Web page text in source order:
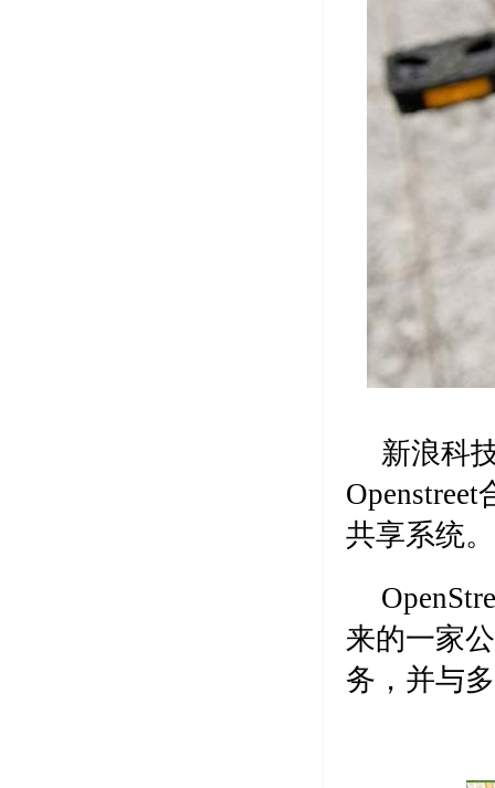
新浪科
共享系统。
来的一家
务，并与